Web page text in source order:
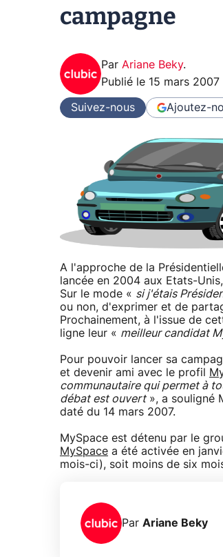
campagne
Par Ariane Beky.
Publié le 15 mars 2007
Suivez-nous Ajoutez-
A l'approche de la
lancée en 2004 aux Etats-
Sur le mode « si j'étais
ou non, d'exprimer et de
Prochainement, à l'issue de
ligne leur « meilleur candidat
Pour pouvoir lancer sa
et devenir ami avec le profil
communautaire qui permet à
débat est ouvert», a souligné
daté du 14 mars 2007.
MySpace est détenu par le
MySpace a été activée en
mois-ci), soit moins de six
Par Ariane Beky